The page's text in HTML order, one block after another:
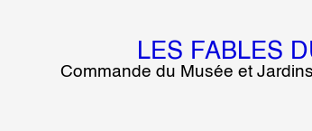
LES FABLES
Commande du Musée et